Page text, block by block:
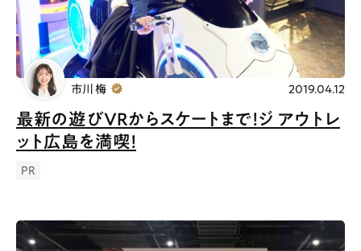
最新の遊びVRからスケートまで！ジ アウトレ
ット広島を満喫！
PR
市川 梅 2019.04.12